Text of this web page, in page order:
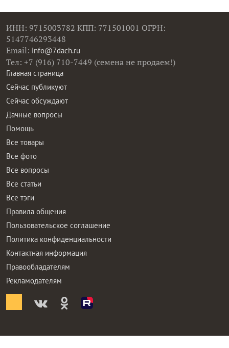
ИНН: 9715003782 КПП: 771501001 ОГРН:
5147746293448
Email: info@7dach.ru
Тел: +7 (916) 710-7449 (семена не продаем!)
Главная страница
Сейчас публикуют
Сейчас обсуждают
Дачные вопросы
Помощь
Все товары
Все фото
Все вопросы
Все статьи
Все тэги
Правила общения
Пользовательское соглашение
Политика конфиденциальности
Контактная информация
Правообладателям
Рекламодателям